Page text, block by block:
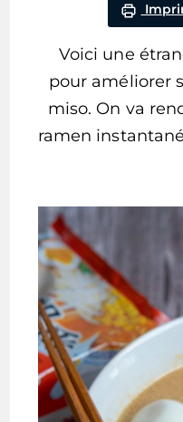
Voici une
pour améliorer
miso. On va
ramen